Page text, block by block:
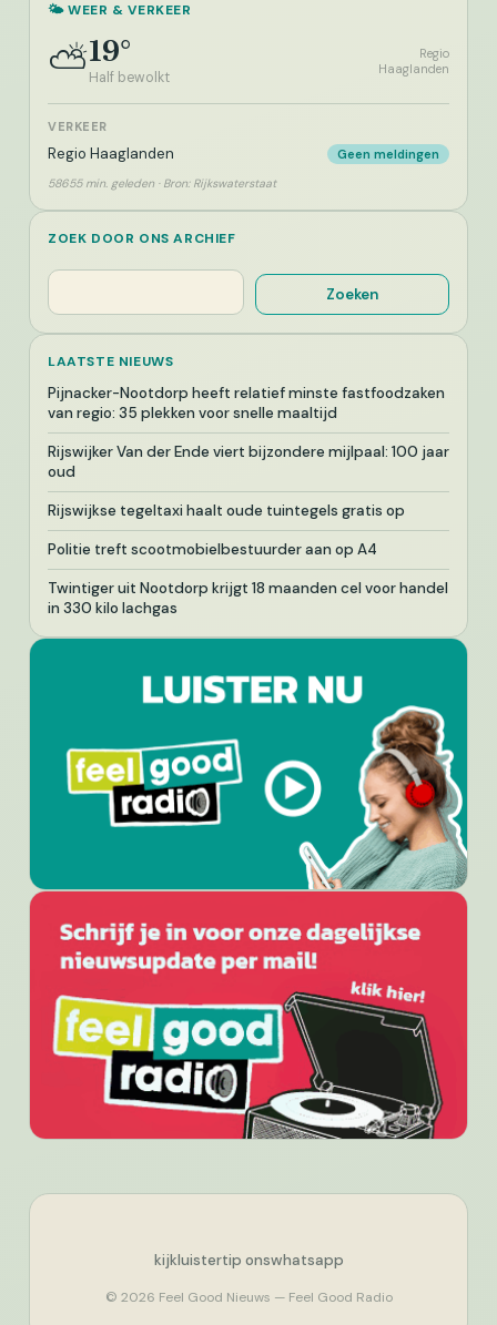
🌤️ WEER & VERKEER
⛅19°
Half bewolkt
Regio
Haaglanden
VERKEER
Regio Haaglanden Geen meldingen
58655 min. geleden · Bron: Rijkswaterstaat
ZOEK DOOR ONS ARCHIEF
Zoeken
Zoeken
LAATSTE NIEUWS
Pijnacker-Nootdorp heeft relatief minste fastfoodzaken
van regio: 35 plekken voor snelle maaltijd
Rijswijker Van der Ende viert bijzondere mijlpaal: 100 jaar
oud
Rijswijkse tegeltaxi haalt oude tuintegels gratis op
Politie treft scootmobielbestuurder aan op A4
Twintiger uit Nootdorp krijgt 18 maanden cel voor handel
in 330 kilo lachgas
kijkluistertip onswhatsapp
© 2026 Feel Good Nieuws — Feel Good Radio